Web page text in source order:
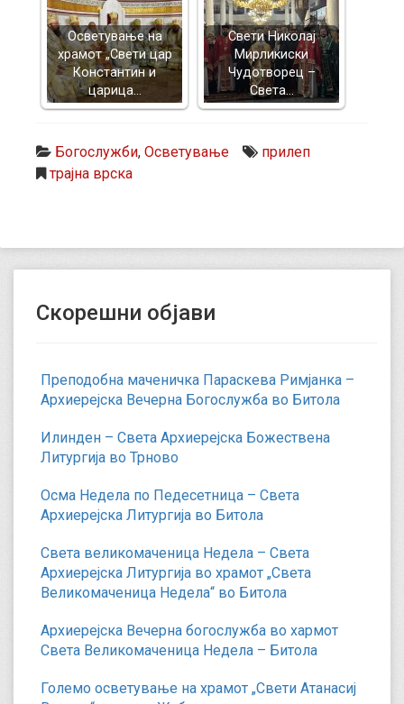
Осветување на
храмот „Свети цар
Константин и
царица…
Свети Николај
Мирликиски
Чудотворец –
Света…
Богослужби, Осветување
прилеп
трајна врска
Скорешни објави
Преподобна маченичка Параскева Римјанка –
Архиерејска Вечерна Богослужба во Битола
Илинден – Света Архиерејска Божествена
Литургија во Трново
Осма Недела по Педесетница – Света
Архиерејска Литургија во Битола
Света великомаченица Недела – Света
Архиерејска Литургија во храмот „Света
Великомаченица Недела“ во Битола
Архиерејска Вечерна богослужба во хармот
Света Великомаченица Недела – Битола
Големо осветување на храмот „Свети Атанасиј